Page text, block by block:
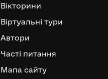
Вікторини
Віртуальні тури
Автори
Часті питання
Мапа сайту